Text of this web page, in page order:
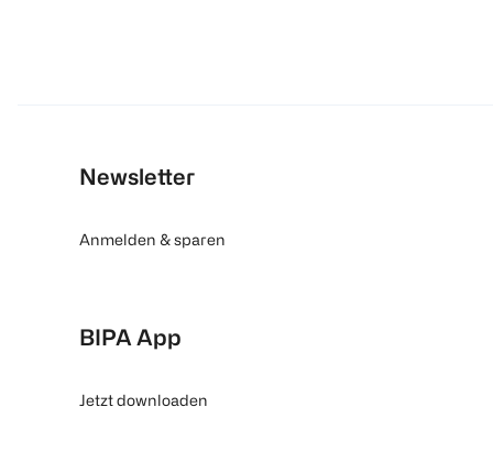
Newsletter
Anmelden & sparen
BIPA App
Jetzt downloaden